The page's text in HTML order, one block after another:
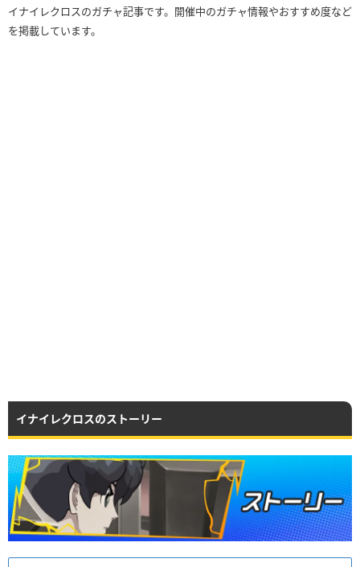
イナイレクロスのガチャ記事です。開催中のガチャ情報やおすすめ度など
を掲載しています。
イナイレクロスのストーリー